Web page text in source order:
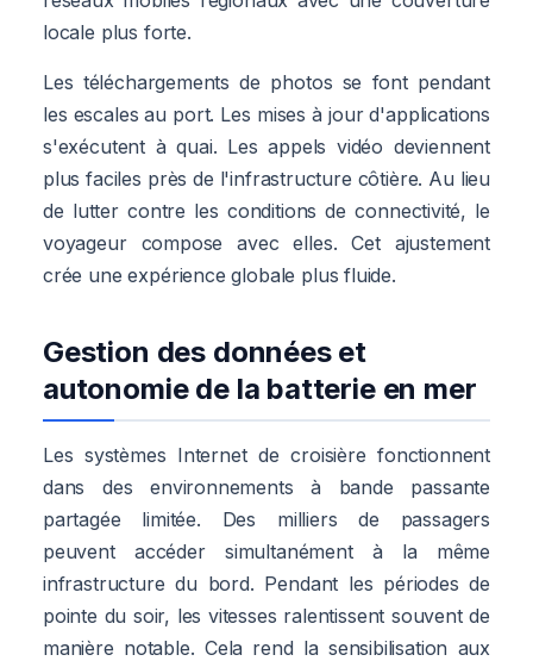
locale plus forte.
Les téléchargements de photos se font pendant
les escales au port. Les mises à jour d'applications
s'exécutent à quai. Les appels vidéo deviennent
plus faciles près de l'infrastructure côtière. Au lieu
de lutter contre les conditions de connectivité, le
voyageur compose avec elles. Cet ajustement
crée une expérience globale plus fluide.
Gestion des données et
autonomie de la batterie en mer
Les systèmes Internet de croisière fonctionnent
dans des environnements à bande passante
partagée limitée. Des milliers de passagers
peuvent accéder simultanément à la même
infrastructure du bord. Pendant les périodes de
pointe du soir, les vitesses ralentissent souvent de
manière notable. Cela rend la sensibilisation aux